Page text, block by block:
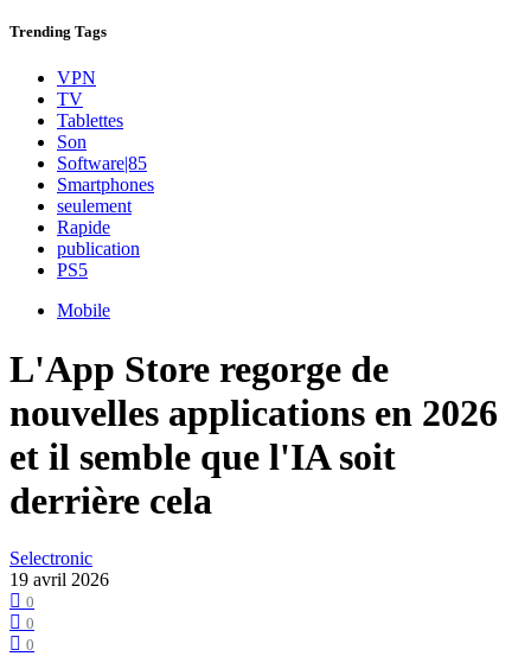
Trending Tags
VPN
TV
Tablettes
Son
Software|85
Smartphones
seulement
Rapide
publication
PS5
Mobile
L'App Store regorge de
nouvelles applications en 2026
et il semble que l'IA soit
derrière cela
Selectronic
19 avril 2026
0
0
0